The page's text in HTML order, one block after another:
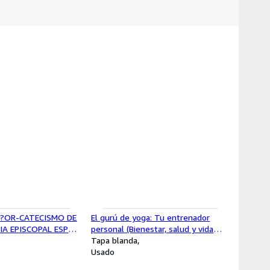
CATECISMO DE
EPISCOPAL ESP
El gurú de yoga: Tu entrenador
personal (Bienestar, salud y vida
sana) Walker, Dory
Tapa blanda
Usado